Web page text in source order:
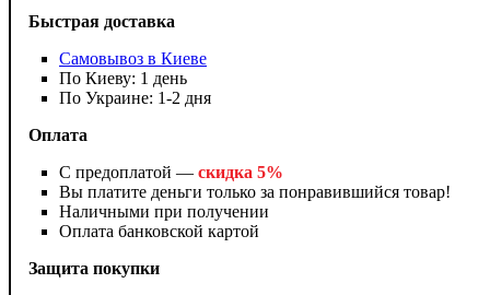
Быстрая доставка
Самовывоз в Киеве
По Киеву: 1 день
По Украине: 1-2 дня
Оплата
С предоплатой — скидка 5%
Вы платите деньги только за понравившийся товар!
Наличными при получении
Оплата банковской картой
Защита покупки